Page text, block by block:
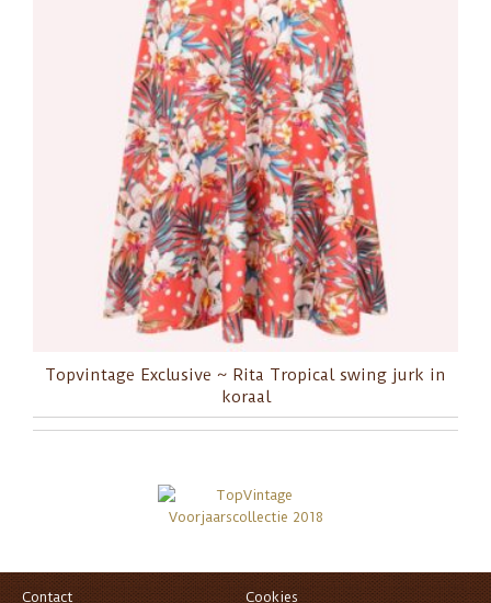
Topvintage Exclusive ~ Rita Tropical swing jurk in
koraal
Contact Cookies